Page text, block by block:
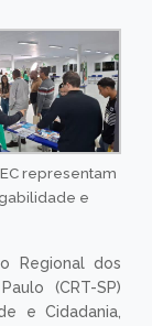
representam
e
Regional dos
(CRT-SP)
e Cidadania,